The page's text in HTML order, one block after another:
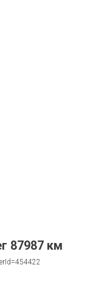
87987 км